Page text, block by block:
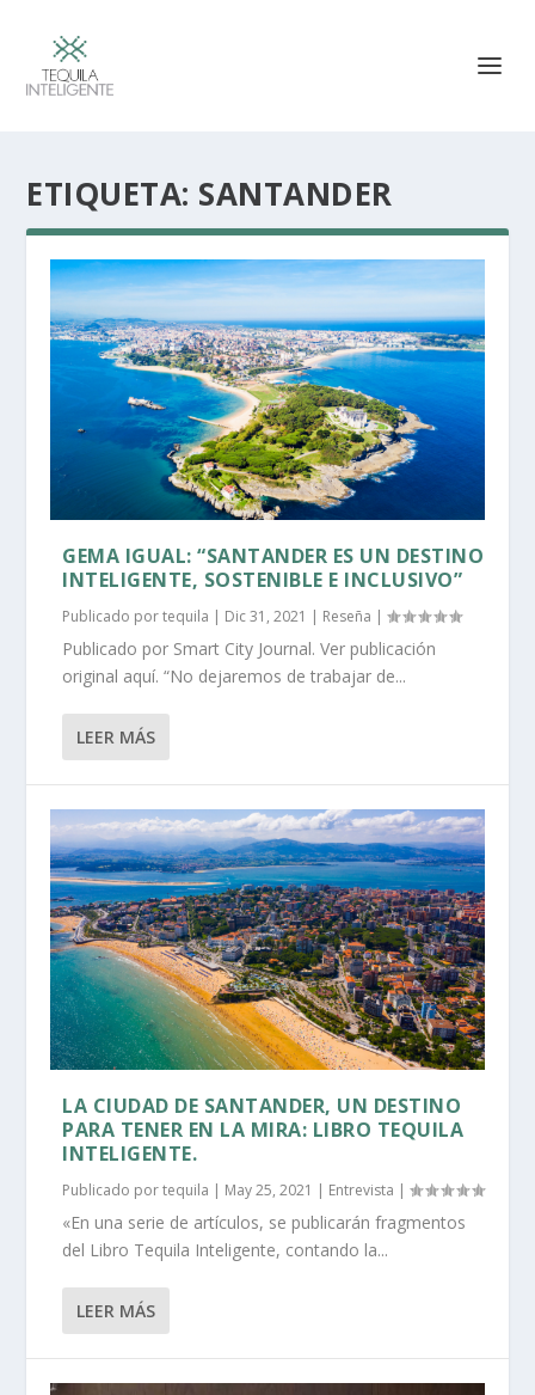
ETIQUETA: SANTANDER
GEMA IGUAL: “SANTANDER ES UN DESTINO
INTELIGENTE, SOSTENIBLE E INCLUSIVO”
Publicado portequila | Dic 31, 2021 | Reseña |
Publicado por Smart City Journal. Ver publicación
original aquí. “No dejaremos de trabajar de...
LEER MÁS
LA CIUDAD DE SANTANDER, UN DESTINO
PARA TENER EN LA MIRA: LIBRO TEQUILA
INTELIGENTE.
Publicado portequila | May 25, 2021 | Entrevista |
«En una serie de artículos, se publicarán fragmentos
del Libro Tequila Inteligente, contando la...
LEER MÁS